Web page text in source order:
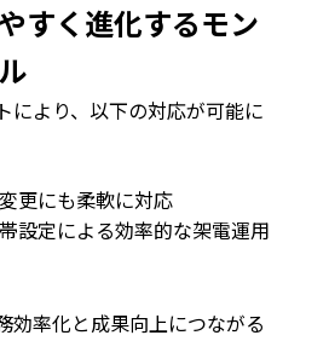
すく進化するモン
により、以下の対応が可能に
更にも柔軟に対応
設定による効率的な架電運用
効率化と成果向上につながる